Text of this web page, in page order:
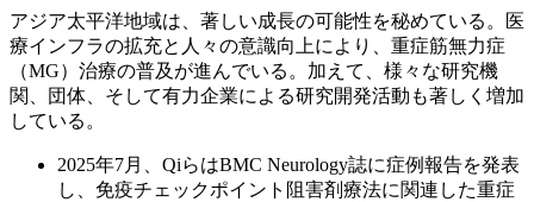
アジア太平洋地域は、著しい成長の可能性を秘めている。医
療インフラの拡充と人々の意識向上により、重症筋無力症
（MG）治療の普及が進んでいる。加えて、様々な研究機
関、団体、そして有力企業による研究開発活動も著しく増加
している。
2025年7月、QiらはBMC Neurology誌に症例報告を発表
し、免疫チェックポイント阻害剤療法に関連した重症